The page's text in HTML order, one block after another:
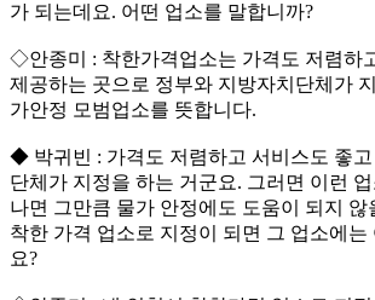
가 되는데요. 어떤 업소를 말합니까?
◇안종미 : 착한가격업소는 가격도 저렴하
제공하는 곳으로 정부와 지방자치단체가
가안정 모범업소를 뜻합니다.
◆ 박귀빈 : 가격도 저렴하고 서비스도 좋고
단체가 지정을 하는 거군요. 그러면 이런
나면 그만큼 물가 안정에도 도움이 되지 않
착한 가격 업소로 지정이 되면 그 업소에는
요?